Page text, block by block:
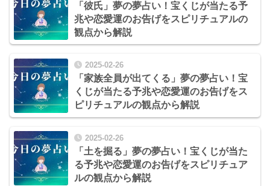
「彼氏」夢の夢占い！宝くじが当たる予
兆や恋愛運のお告げをスピリチュアルの
観点から解説
2025-02-26
「家族全員が出てくる」夢の夢占い！宝
くじが当たる予兆や恋愛運のお告げをス
ピリチュアルの観点から解説
2025-02-26
「土を掘る」夢の夢占い！宝くじが当た
る予兆や恋愛運のお告げをスピリチュア
ルの観点から解説